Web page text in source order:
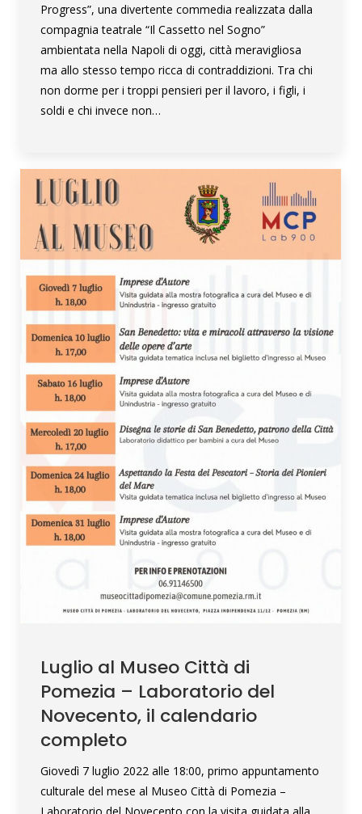
Progress”, una divertente commedia realizzata dalla
compagnia teatrale “Il Cassetto nel Sogno”
ambientata nella Napoli di oggi, città meravigliosa
ma allo stesso tempo ricca di contraddizioni. Tra chi
non dorme per i troppi pensieri per il lavoro, i figli, i
soldi e chi invece non…
Luglio al Museo Città di
Pomezia – Laboratorio del
Novecento, il calendario
completo
Giovedì 7 luglio 2022 alle 18:00, primo appuntamento
culturale del mese al Museo Città di Pomezia –